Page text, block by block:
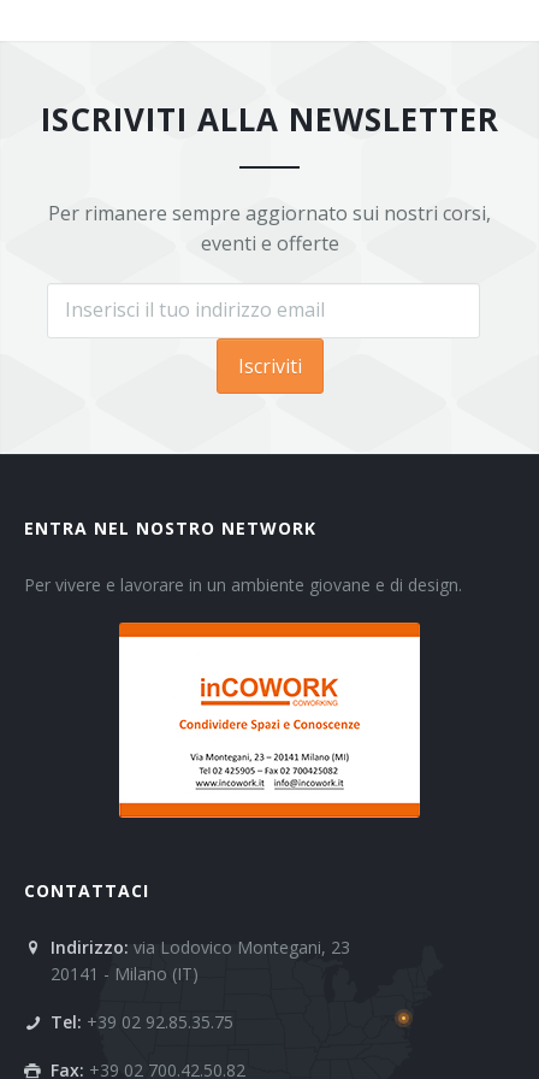
ISCRIVITI ALLA NEWSLETTER
Per rimanere sempre aggiornato sui nostri corsi,
eventi e offerte
Iscriviti
ENTRA NEL NOSTRO NETWORK
Per vivere e lavorare in un ambiente giovane e di design.
CONTATTACI
Indirizzo: via Lodovico Montegani, 23
20141 - Milano (IT)
Tel: +39 02 92.85.35.75
Fax: +39 02 700.42.50.82